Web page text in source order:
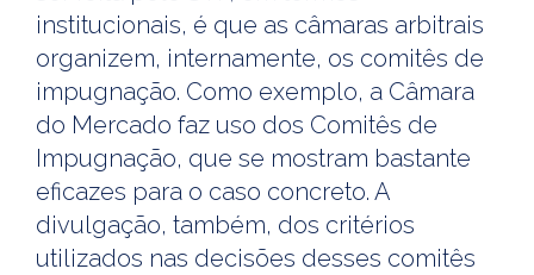
institucionais, é que as câmaras arbitrais
organizem, internamente, os comitês de
impugnação. Como exemplo, a Câmara
do Mercado faz uso dos Comitês de
Impugnação, que se mostram bastante
eficazes para o caso concreto. A
divulgação, também, dos critérios
utilizados nas decisões desses comitês